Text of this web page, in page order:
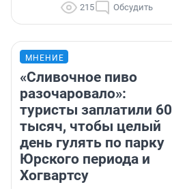
215 Обсудить
МНЕНИЕ
«Сливочное пиво
разочаровало»:
туристы заплатили 60
тысяч, чтобы целый
день гулять по парку
Юрского периода и
Хогвартсу